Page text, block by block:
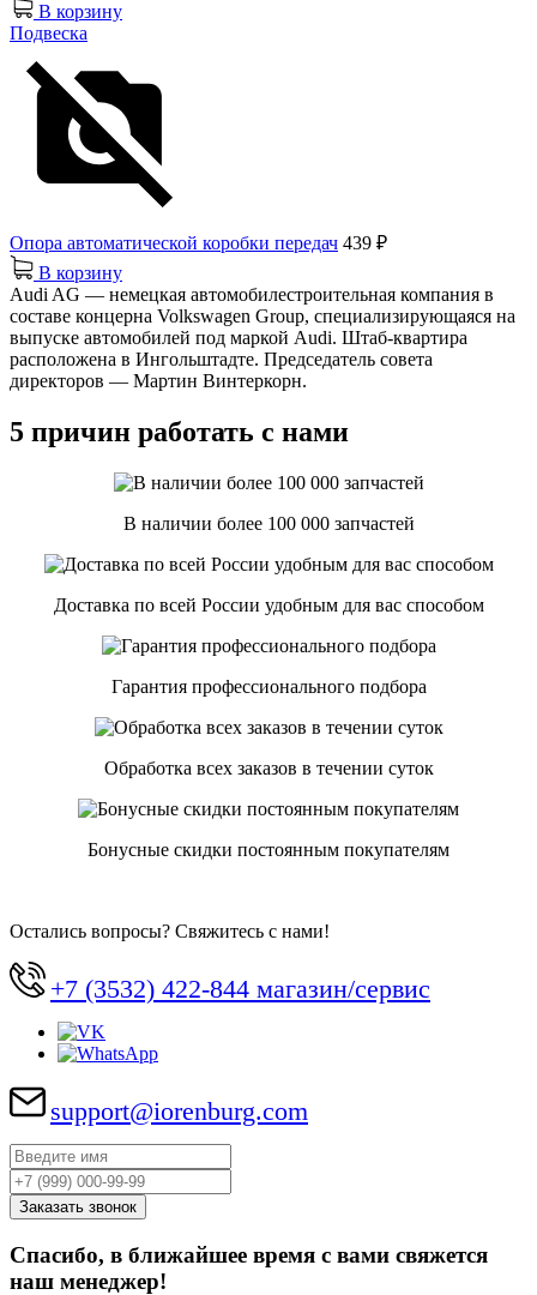
В корзину
Подвеска
Опора автоматической коробки передач 439 ₽
В корзину
Audi AG — немецкая автомобилестроительная компания в
составе концерна Volkswagen Group, специализирующаяся на
выпуске автомобилей под маркой Audi. Штаб-квартира
расположена в Ингольштадте. Председатель совета
директоров — Мартин Винтеркорн.
5 причин работать с нами
В наличии более 100 000 запчастей
Доставка по всей России удобным для вас способом
Гарантия профессионального подбора
Обработка всех заказов в течении суток
Бонусные скидки постоянным покупателям
Остались вопросы? Свяжитесь с нами!
+7 (3532) 422-844 магазин/сервис
support@iorenburg.com
Спасибо, в ближайшее время с вами свяжется
наш менеджер!